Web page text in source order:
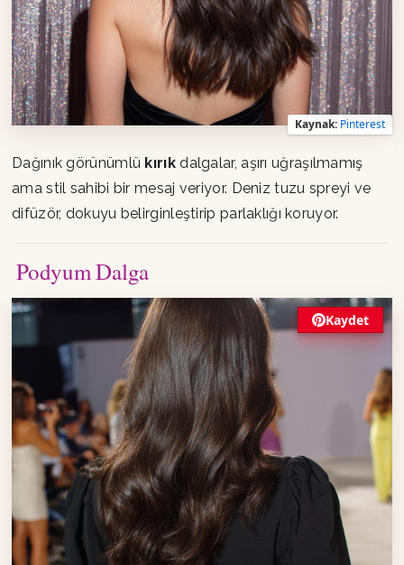
Kaynak: Pinterest
Dağınık görünümlü kırıkdalgalar, aşırı uğraşılmamış
ama stil sahibi bir mesaj veriyor. Deniz tuzu spreyi ve
difüzör, dokuyu belirginleştirip parlaklığı koruyor.
Podyum Dalga
Kaydet